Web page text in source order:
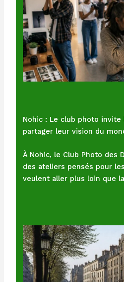
Nohic : Le club photo invite
partager leur vision du
À Nohic, le Club Photo des
des ateliers pensés pour
veulent aller plus loin que